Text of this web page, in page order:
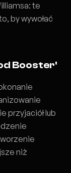
te
by wywołać
Booster'
przyjaciół lub
niż